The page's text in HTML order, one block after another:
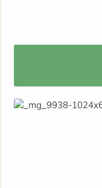
Sedum Pflanzen